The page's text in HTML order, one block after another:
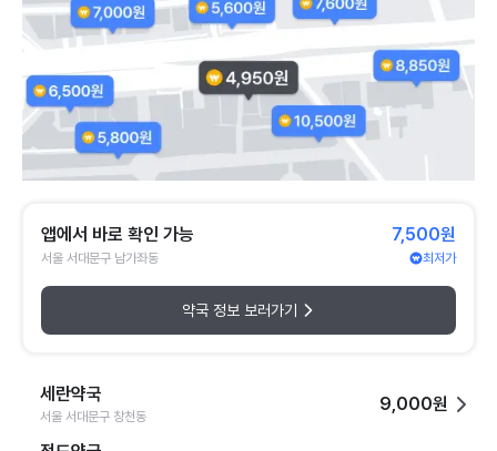
앱에서 바로 확인 가능
서울 서대문구 남가좌동
7,500원
최저가
약국 정보 보러가기
세란약국
서울 서대문구 창천동
9,000원